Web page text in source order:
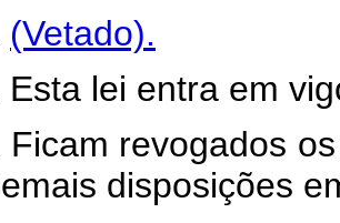
(Vetado).
Esta lei entra em
Ficam revogados
disposições